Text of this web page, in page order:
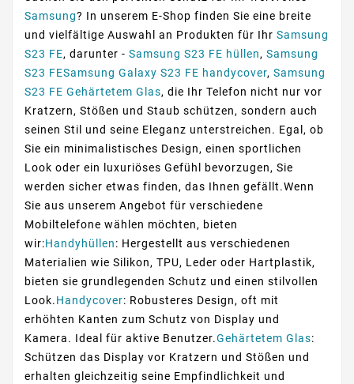
Samsung? In unserem E-Shop finden Sie eine breite
und vielfältige Auswahl an Produkten für Ihr Samsung
S23 FE, darunter - Samsung S23 FE hüllen, Samsung
S23 FESamsung Galaxy S23 FE handycover, Samsung
S23 FE Gehärtetem Glas, die Ihr Telefon nicht nur vor
Kratzern, Stößen und Staub schützen, sondern auch
seinen Stil und seine Eleganz unterstreichen. Egal, ob
Sie ein minimalistisches Design, einen sportlichen
Look oder ein luxuriöses Gefühl bevorzugen, Sie
werden sicher etwas finden, das Ihnen gefällt.Wenn
Sie aus unserem Angebot für verschiedene
Mobiltelefone wählen möchten, bieten
wir:Handyhüllen: Hergestellt aus verschiedenen
Materialien wie Silikon, TPU, Leder oder Hartplastik,
bieten sie grundlegenden Schutz und einen stilvollen
Look.Handycover: Robusteres Design, oft mit
erhöhten Kanten zum Schutz von Display und
Kamera. Ideal für aktive Benutzer.Gehärtetem Glas:
Schützen das Display vor Kratzern und Stößen und
erhalten gleichzeitig seine Empfindlichkeit und